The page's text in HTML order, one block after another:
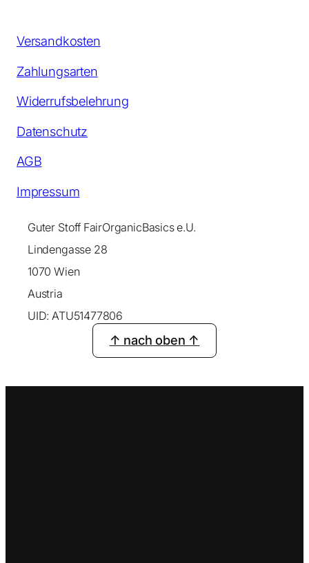
Versandkosten
Zahlungsarten
Widerrufsbelehrung
Datenschutz
AGB
Impressum
Guter Stoff FairOrganicBasics e.U.
Lindengasse 28
1070 Wien
Austria
UID: ATU51477806
↑ nach oben ↑